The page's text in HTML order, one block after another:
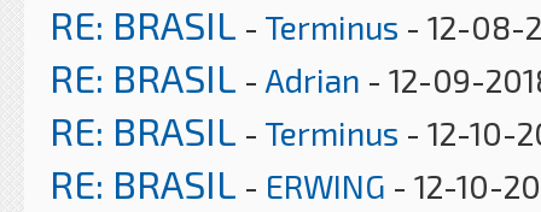
RE: BRASIL - Terminus - 12-08-
RE: BRASIL - Adrian - 12-09-
RE: BRASIL - Terminus - 12-10-
RE: BRASIL - ERWING - 12-10-